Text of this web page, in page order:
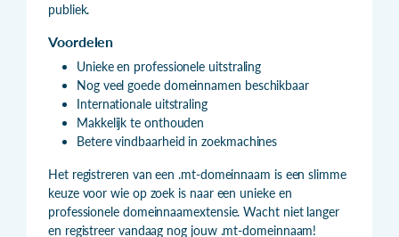
publiek.
Voordelen
Unieke en professionele uitstraling
Nog veel goede domeinnamen beschikbaar
Internationale uitstraling
Makkelijk te onthouden
Betere vindbaarheid in zoekmachines
Het registreren van een .mt-domeinnaam is een slimme
keuze voor wie op zoek is naar een unieke en
professionele domeinnaamextensie. Wacht niet langer
en registreer vandaag nog jouw .mt-domeinnaam!